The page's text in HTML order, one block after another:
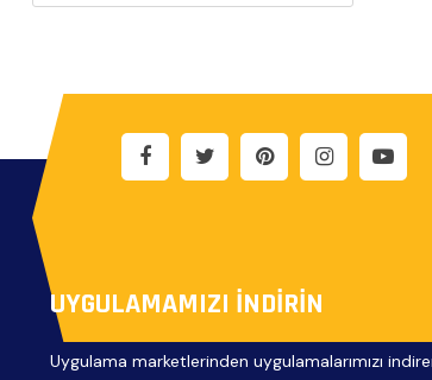
UYGULAMAMIZI İNDIRIN
Uygulama marketlerinden uygulamalarımızı